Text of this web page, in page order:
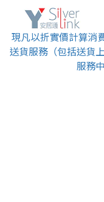
現凡以折實價計算消
送貨服務（包括送貨
服務